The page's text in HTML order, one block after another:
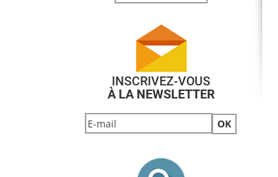
INSCRIVEZ-VOUS
À LA NEWSLETTER